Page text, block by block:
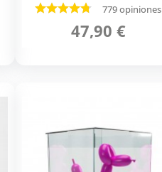
779 opiniones
47,90 €